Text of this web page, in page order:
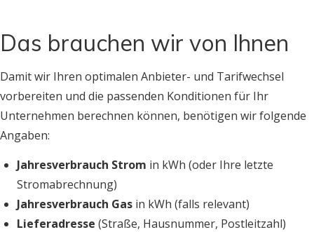
Das brauchen wir von Ihnen
Damit wir Ihren optimalen Anbieter- und Tarifwechsel
vorbereiten und die passenden Konditionen für Ihr
Unternehmen berechnen können, benötigen wir folgende
Angaben:
Jahresverbrauch Strom in kWh (oder Ihre letzte
Stromabrechnung)
Jahresverbrauch Gas in kWh (falls relevant)
Lieferadresse (Straße, Hausnummer, Postleitzahl)